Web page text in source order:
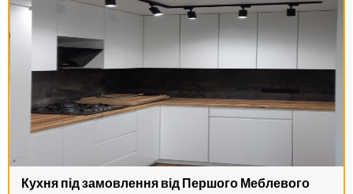
Кухня під замовлення від Першого Меблевого